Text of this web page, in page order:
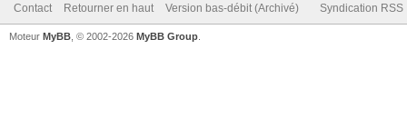
Contact Retourner en haut Version bas-débit (Archivé) Syndication RSS
Moteur MyBB , © 2002-2026 MyBB Group